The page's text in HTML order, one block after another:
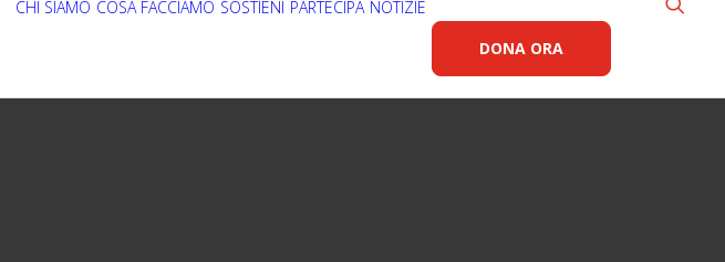
CHI SIAMO COSA FACCIAMO SOSTIENI PARTECIPA NOTIZIE
DONA ORA